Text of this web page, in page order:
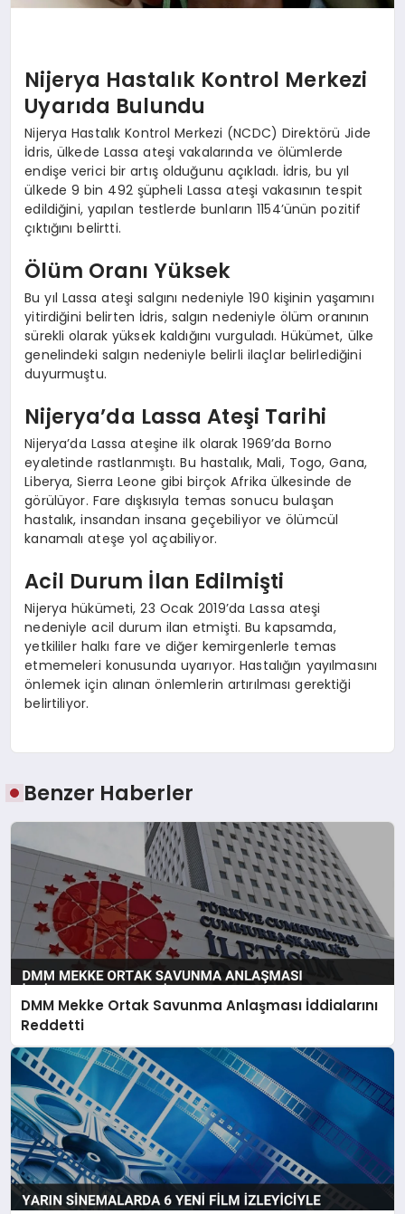
Nijerya Hastalık Kontrol Merkezi
Uyarıda Bulundu
Nijerya Hastalık Kontrol Merkezi (NCDC) Direktörü Jide
İdris, ülkede Lassa ateşi vakalarında ve ölümlerde
endişe verici bir artış olduğunu açıkladı. İdris, bu yıl
ülkede 9 bin 492 şüpheli Lassa ateşi vakasının tespit
edildiğini, yapılan testlerde bunların 1154’ünün pozitif
çıktığını belirtti.
Ölüm Oranı Yüksek
Bu yıl Lassa ateşi salgını nedeniyle 190 kişinin yaşamını
yitirdiğini belirten İdris, salgın nedeniyle ölüm oranının
sürekli olarak yüksek kaldığını vurguladı. Hükümet, ülke
genelindeki salgın nedeniyle belirli ilaçlar belirlediğini
duyurmuştu.
Nijerya’da Lassa Ateşi Tarihi
Nijerya’da Lassa ateşine ilk olarak 1969’da Borno
eyaletinde rastlanmıştı. Bu hastalık, Mali, Togo, Gana,
Liberya, Sierra Leone gibi birçok Afrika ülkesinde de
görülüyor. Fare dışkısıyla temas sonucu bulaşan
hastalık, insandan insana geçebiliyor ve ölümcül
kanamalı ateşe yol açabiliyor.
Acil Durum İlan Edilmişti
Nijerya hükümeti, 23 Ocak 2019’da Lassa ateşi
nedeniyle acil durum ilan etmişti. Bu kapsamda,
yetkililer halkı fare ve diğer kemirgenlerle temas
etmemeleri konusunda uyarıyor. Hastalığın yayılmasını
önlemek için alınan önlemlerin artırılması gerektiği
belirtiliyor.
Benzer Haberler
DMM Mekke Ortak Savunma Anlaşması İddialarını
Reddetti